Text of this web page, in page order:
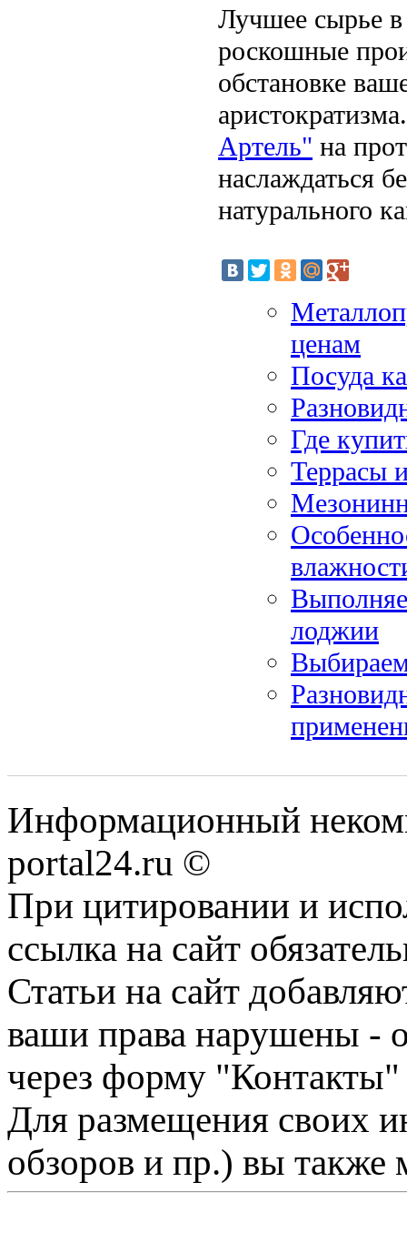
Лучшее сырье в
роскошные
обстановке
Артель" на
наслаждаться
натурального
ценам
Посуда
Где
Террасы
лоджии
Информационный
portal24.ru ©
При цитировании и
ссылка на сайт
Статьи на сайт
ваши права нарушены -
через форму "Контакты"
Для размещения своих
обзоров и пр.) вы также